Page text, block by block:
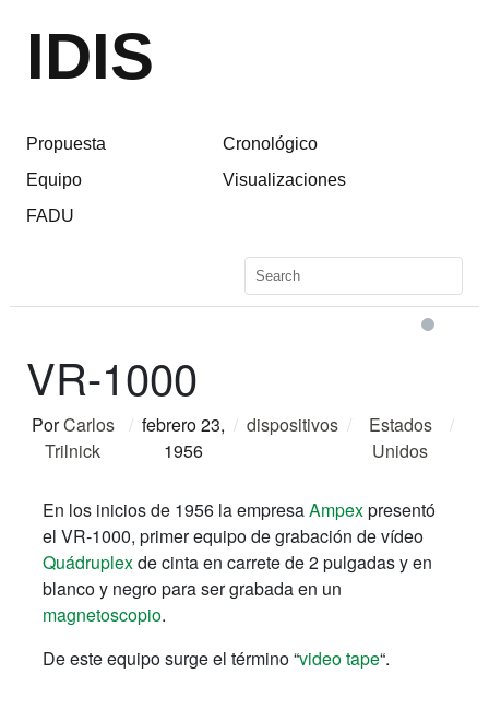
IDIS
Propuesta
Equipo
FADU
Cronológico
Visualizaciones
VR-1000
PorCarlos
Trilnick
/ febrero 23,
1956
/ dispositivos /
Estados
Unidos
/
En los inicios de 1956 la empresaAmpexpresentó
el VR-1000, primer equipo de grabación de vídeo
Quádruplexde cinta en carrete de 2 pulgadas y en
blanco y negro para ser grabada en un
magnetoscopio.
De este equipo surge el término “video tape“.